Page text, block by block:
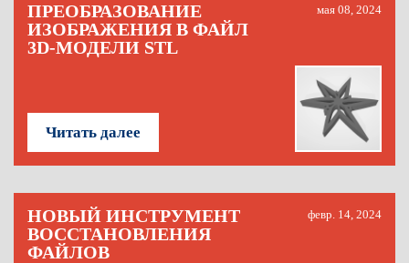
ПРЕОБРАЗОВАНИЕ
ИЗОБРАЖЕНИЯ В ФАЙЛ
3D-МОДЕЛИ STL
мая 08, 2024
Читать далее
НОВЫЙ ИНСТРУМЕНТ
ВОССТАНОВЛЕНИЯ
ФАЙЛОВ
февр. 14, 2024